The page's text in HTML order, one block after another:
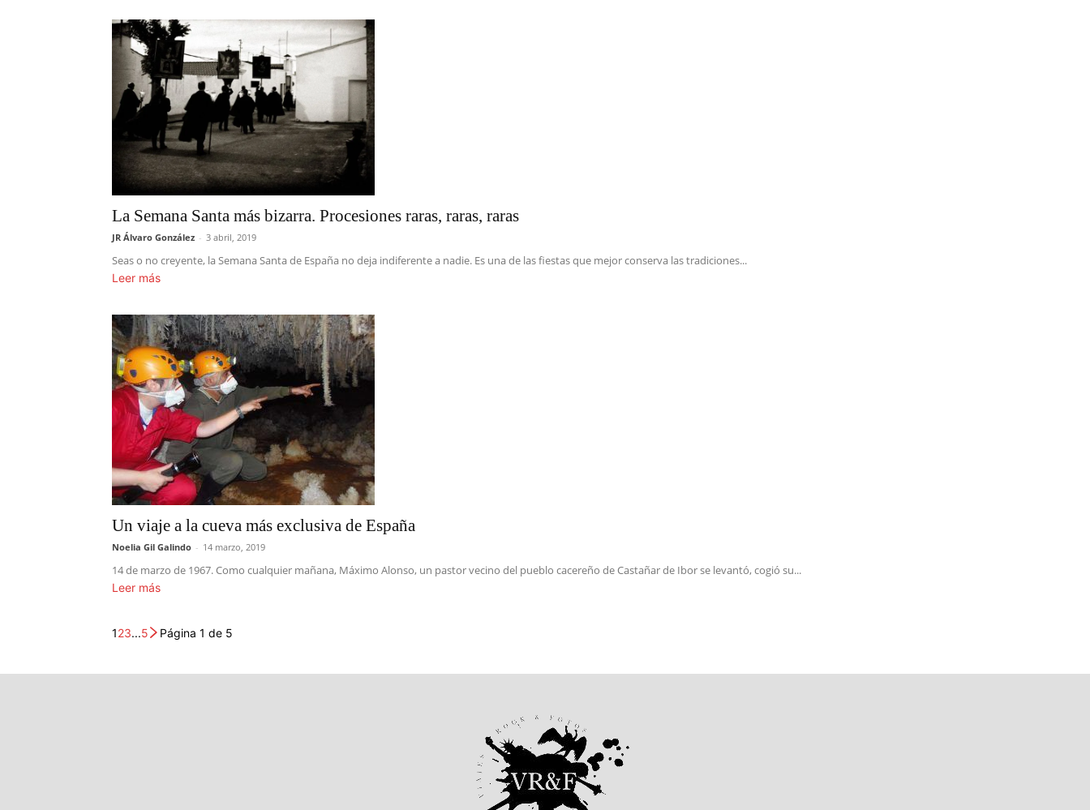
La Semana Santa más bizarra. Procesiones raras, raras, raras
JR Álvaro González - 3 abril, 2019
Seas o no creyente, la Semana Santa de España no deja indiferente a nadie. Es una de las fiestas que mejor conserva las tradiciones...
Leer más
Un viaje a la cueva más exclusiva de España
Noelia Gil Galindo - 14 marzo, 2019
14 de marzo de 1967. Como cualquier mañana, Máximo Alonso, un pastor vecino del pueblo cacereño de Castañar de Ibor se levantó, cogió su...
Leer más
123...5 Página 1 de 5